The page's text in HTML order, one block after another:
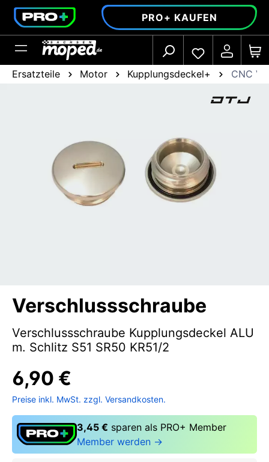
springen PRO+ KAUFEN
Ersatzteile Motor Kupplungsdeckel+ CNC
Verschlussschraube
Verschlussschraube Kupplungsdeckel ALU
m. Schlitz S51 SR50 KR51/2
6,90 €
Preise inkl. MwSt. zzgl. Versandkosten.
3,45 € sparen als PRO+ Member
Member werden →